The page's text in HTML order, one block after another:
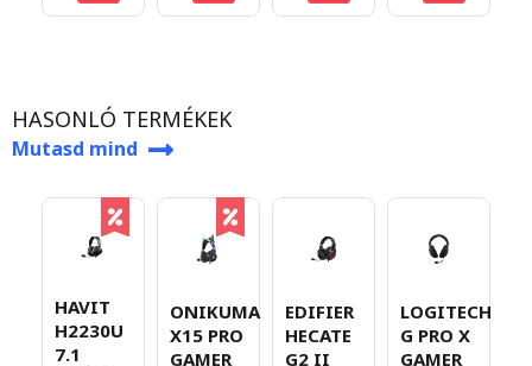
HASONLÓ TERMÉKEK
Mutasd mind
HAVIT
H2230U
7.1
ONIKUMA
X15 PRO
GAMER
EDIFIER
HECATE
G2 II
LOGITECH
G PRO X
GAMER